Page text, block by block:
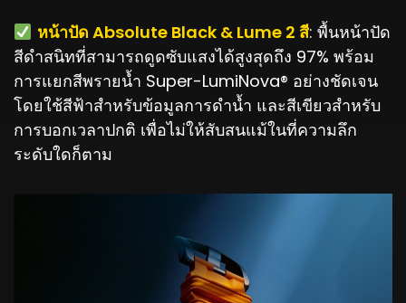
หน้าปัด Absolute Black & Lume 2 สี: พื้นหน้าปัด
สีดำสนิทที่สามารถดูดซับแสงได้สูงสุดถึง 97% พร้อม
การแยกสีพรายน้ำ Super-LumiNova® อย่างชัดเจน
โดยใช้สีฟ้าสำหรับข้อมูลการดำน้ำ และสีเขียวสำหรับ
การบอกเวลาปกติ เพื่อไม่ให้สับสนแม้ในที่ความลึก
ระดับใดก็ตาม